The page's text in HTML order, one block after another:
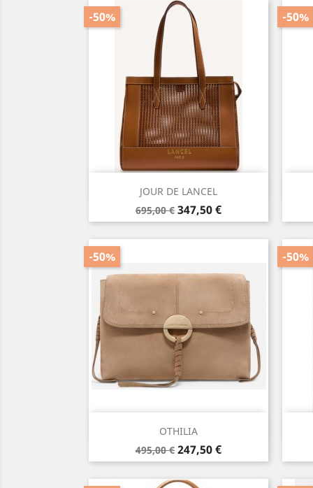
JOUR DE LANCEL
Prix
de
base
695,00 €
-50%
Prix
347,50 €
Aperçu rapide
-50%
OTHILIA
Prix
de
base
495,00 €
-50%
Prix
247,50 €
Aperçu rapide
-50%